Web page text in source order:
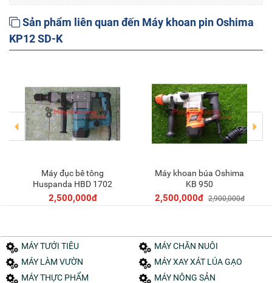
Sản phẩm liên quan đến Máy khoan pin Oshima
KP12 SD-K
Thêm vào giỏ
Máy khoan 3 chức năng
Oshima K3CN26
1,200,000đ 1,700,000đ
Thêm
Máy đục bê tông
MÁY TƯỚI TIÊU
MÁY CHĂN NUÔI
MÁY LÀM VƯỜN
MÁY XAY XÁT LÚA GẠO
MÁY THỰC PHẨM
MÁY NÔNG SẢN